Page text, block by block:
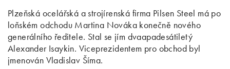
Plzeňská ocelářská a strojírenská firma Pilsen Steel má po
loňském odchodu Martina Nováka konečně nového
generálního ředitele. Stal se jím dvaapadesátiletý
Alexander Isaykin. Viceprezidentem pro obchod byl
jmenován Vladislav Šíma.